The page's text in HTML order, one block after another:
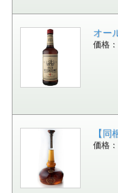
オー
価格
【
価格